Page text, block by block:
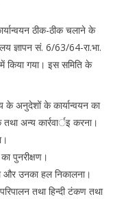
ठीक-ठीक चलाने के
ज्ञापन सं. 6/63/64-रा.भा.
गया। इस समिति के
के अनुदेशों के कार्यान्वयन का
अन्य कार्रवार्इ करना।
का पुनरीक्षण।
और उनका हल निकालना।
तथा हिन्दी टंकण तथा